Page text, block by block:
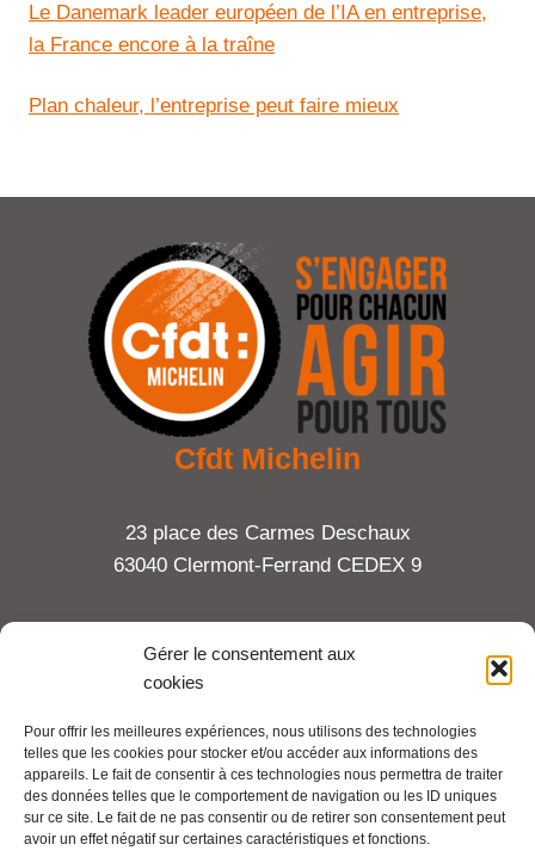
Gérer le consentement aux
cookies
Pour offrir les meilleures expériences, nous utilisons des technologies
telles que les cookies pour stocker et/ou accéder aux informations des
appareils. Le fait de consentir à ces technologies nous permettra de traiter
des données telles que le comportement de navigation ou les ID uniques
sur ce site. Le fait de ne pas consentir ou de retirer son consentement peut
avoir un effet négatif sur certaines caractéristiques et fonctions.
Le Danemark leader européen de l’IA en entreprise,
la France encore à la traîne
Plan chaleur, l’entreprise peut faire mieux
Cfdt Michelin
23 place des Carmes Deschaux
63040 Clermont-Ferrand CEDEX 9
Mentions légales
Pour aller plus loin :